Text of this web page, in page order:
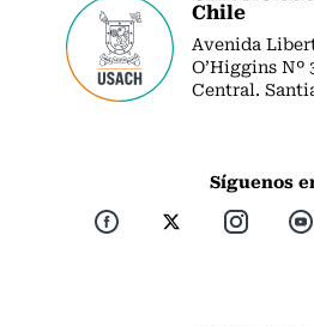
Chile
Avenida
O’Higgins Nº
Central.
Síguenos